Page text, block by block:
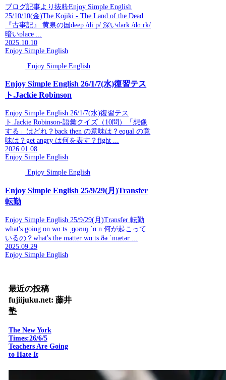
ブログ記事より抜粋Enjoy Simple English
25/10/10(金)The Kojiki - The Land of the Dead
『古事記』 黄泉の国deep /diːp/ 深いdark /dɑːrk/
暗いplace ...
2025.10.10
Enjoy Simple English
Enjoy Simple English
Enjoy Simple English 26/1/7(水)復習テス
ト.Jackie Robinson
Enjoy Simple English 26/1/7(水)復習テス
ト.Jackie Robinson-語彙クイズ（10問）「想像
する」はどれ？back then の意味は？equal の意
味は？get angry は何を表す？fight ...
2026.01.08
Enjoy Simple English
Enjoy Simple English
Enjoy Simple English 25/9/29(月)Transfer
転勤
Enjoy Simple English 25/9/29(月)Transfer 転勤
what's going on wɑːts ˌɡoʊɪŋ ˈɑːn 何が起こって
いるの？what's the matter wɑːts ðə ˈmætər ...
2025.09.29
Enjoy Simple English
最近の投稿
fujiijuku.net: 藤井
塾
The New York
Times:26/6/5
Teachers Are Going
to Hate It